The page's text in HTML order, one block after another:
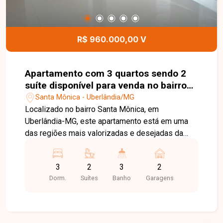
infraestrutura de lazer. Esta é a oportunidade
perfeita para quem busca um imóvel moderno,
bem localizado e com excelente estrutura para
visita e venha conhecer todos os detalhes deste
incrível apartamento no bairro Santa Mônica.
R$ 960.000,00 V
Apartamento com 3 quartos sendo 2
suíte disponível para venda no bairro
Santa Mônica em Uberlândia-MG
Santa Mônica - Uberlândia/MG
Localizado no bairro Santa Mônica, em
Uberlândia-MG, este apartamento está em uma
das regiões mais valorizadas e desejadas da
avenidas, além de estar próximo à Universidade
Federal de Uberlândia, supermercados, escolas,
farmácias, restaurantes e diversos serviços. O
3
Dorm.
2
Suítes
3
Banho
2
Garagens